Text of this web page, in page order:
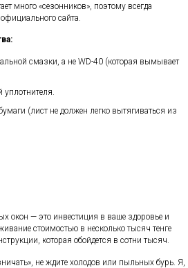
много «сезонников», поэтому всегда
сайта.
смазки, а не WD-40 (которая вымывает
уплотнителя.
(лист не должен легко вытягиваться из
окон — это инвестиция в ваше здоровье и
стоимостью в несколько тысяч тенге
которая обойдется в сотни тысяч.
не ждите холодов или пыльных бурь. Я,